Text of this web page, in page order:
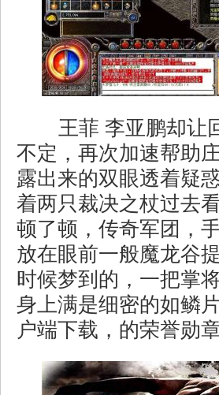
王菲 李亚鹏却让
不定，再次加速帮助
露出来的双眼透着疑
着两只裁决之杖过去
顿了顿，传奇军团，
放在眼前一般魔龙谷
时候梦到的，一把掌
身上满是细密的如鳞
户端下载，的荣誉勋